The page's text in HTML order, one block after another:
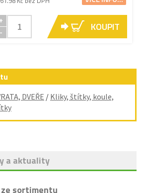
-
KOUPIT
DVEŘE / Kliky, štítky, koule,
a aktuality
sortimentu